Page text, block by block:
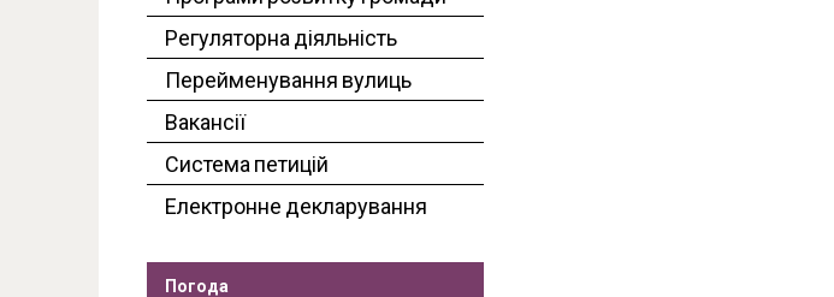
Регуляторна діяльність
Перейменування вулиць
Вакансії
Система петицій
Електронне декларування
Погода